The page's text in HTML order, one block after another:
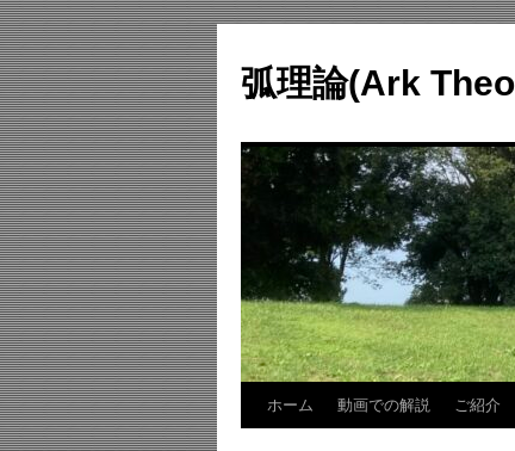
テ
ン
へ
ス
キ
ッ
弧理論(Ark
ホーム 動画での解説 ご紹介